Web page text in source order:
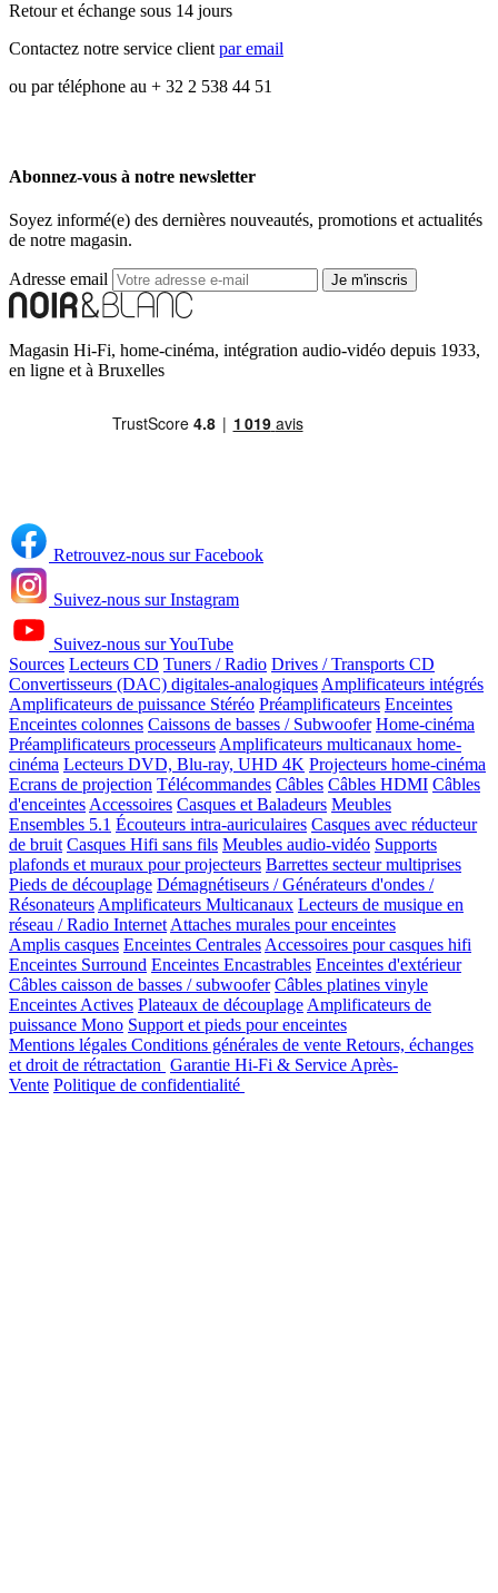
Retour et échange sous 14 jours
Contactez notre service clientpar email
ou par téléphone au + 32 2 538 44 51
Abonnez-vous à notre newsletter
Soyez informé(e) des dernières nouveautés, promotions et actualités
de notre magasin.
Adresse email Je m'inscris
Magasin Hi-Fi, home-cinéma, intégration audio-vidéo depuis 1933,
en ligne et à Bruxelles
Retrouvez-nous sur Facebook
Suivez-nous sur Instagram
Suivez-nous sur YouTube
Sources Lecteurs CD Tuners / Radio Drives / Transports CD
Convertisseurs (DAC) digitales-analogiques Amplificateurs intégrés
Amplificateurs de puissance Stéréo Préamplificateurs Enceintes
Enceintes colonnes Caissons de basses / Subwoofer Home-cinéma
Préamplificateurs processeurs Amplificateurs multicanaux home-
cinéma Lecteurs DVD, Blu-ray, UHD 4K Projecteurs home-cinéma
Ecrans de projection Télécommandes Câbles Câbles HDMI Câbles
d'enceintes Accessoires Casques et Baladeurs Meubles
Ensembles 5.1 Écouteurs intra-auriculaires Casques avec réducteur
de bruit Casques Hifi sans fils Meubles audio-vidéo Supports
plafonds et muraux pour projecteurs Barrettes secteur multiprises
Pieds de découplage Démagnétiseurs / Générateurs d'ondes /
Résonateurs Amplificateurs Multicanaux Lecteurs de musique en
réseau / Radio Internet Attaches murales pour enceintes
Amplis casques Enceintes Centrales Accessoires pour casques hifi
Enceintes Surround Enceintes Encastrables Enceintes d'extérieur
Câbles caisson de basses / subwoofer Câbles platines vinyle
Enceintes Actives Plateaux de découplage Amplificateurs de
puissance Mono Support et pieds pour enceintes
Mentions légales Conditions générales de vente Retours, échanges
et droit de rétractation Garantie Hi-Fi & Service Après-
Vente Politique de confidentialité